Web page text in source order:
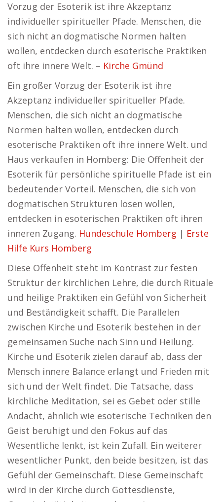
Vorzug der Esoterik ist ihre Akzeptanz
individueller spiritueller Pfade. Menschen, die
sich nicht an dogmatische Normen halten
wollen, entdecken durch esoterische Praktiken
oft ihre innere Welt. – Kirche Gmünd
Ein großer Vorzug der Esoterik ist ihre
Akzeptanz individueller spiritueller Pfade.
Menschen, die sich nicht an dogmatische
Normen halten wollen, entdecken durch
esoterische Praktiken oft ihre innere Welt. und
Haus verkaufen in Homberg: Die Offenheit der
Esoterik für persönliche spirituelle Pfade ist ein
bedeutender Vorteil. Menschen, die sich von
dogmatischen Strukturen lösen wollen,
entdecken in esoterischen Praktiken oft ihren
inneren Zugang. Hundeschule Homberg | Erste
Hilfe Kurs Homberg
Diese Offenheit steht im Kontrast zur festen
Struktur der kirchlichen Lehre, die durch Rituale
und heilige Praktiken ein Gefühl von Sicherheit
und Beständigkeit schafft. Die Parallelen
zwischen Kirche und Esoterik bestehen in der
gemeinsamen Suche nach Sinn und Heilung.
Kirche und Esoterik zielen darauf ab, dass der
Mensch innere Balance erlangt und Frieden mit
sich und der Welt findet. Die Tatsache, dass
kirchliche Meditation, sei es Gebet oder stille
Andacht, ähnlich wie esoterische Techniken den
Geist beruhigt und den Fokus auf das
Wesentliche lenkt, ist kein Zufall. Ein weiterer
wesentlicher Punkt, den beide besitzen, ist das
Gefühl der Gemeinschaft. Diese Gemeinschaft
wird in der Kirche durch Gottesdienste,